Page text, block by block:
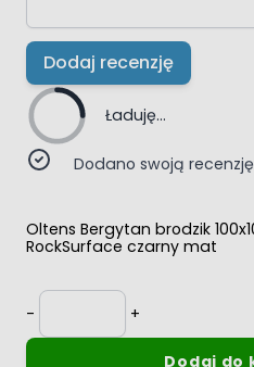
Dodaj recenzję
Ładuję...
Dodano swoją
Oltens Bergytan brodzik
RockSurface czarny mat
-
Ilość
+
Dodaj do